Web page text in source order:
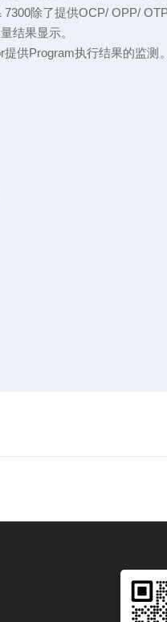
除了提供OCP/ OPP/
结果显示。
供Program执行结果的监测